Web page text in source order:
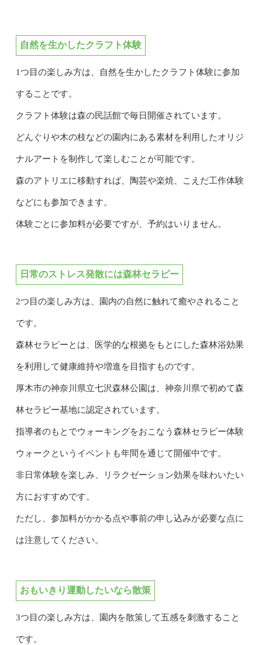
自然を生かしたクラフト体験
1つ目の楽しみ方は、自然を生かしたクラフト体験に参加
することです。
クラフト体験は森の民話館で毎日開催されています。
どんぐりや木の枝などの園内にある素材を利用したオリジ
ナルアートを制作して楽しむことが可能です。
森のアトリエに移動すれば、陶芸や楽焼、こえだ工作体験
などにも参加できます。
体験ごとに参加料が必要ですが、予約はいりません。
日常のストレス発散には森林セラピー
2つ目の楽しみ方は、園内の自然に触れて癒やされること
です。
森林セラピーとは、医学的な根拠をもとにした森林浴効果
を利用して健康維持や増進を目指すものです。
厚木市の神奈川県立七沢森林公園は、神奈川県で初めて森
林セラピー基地に認定されています。
指導者のもとでウォーキングをおこなう森林セラピー体験
ウォークというイベントも年間を通じて開催中です。
非日常体験を楽しみ、リラクゼーション効果を味わいたい
方におすすめです。
ただし、参加料がかかる点や事前の申し込みが必要な点に
は注意してください。
おもいきり運動したいなら散策
3つ目の楽しみ方は、園内を散策して五感を刺激すること
です。